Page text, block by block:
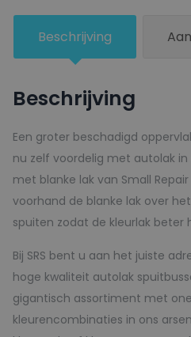
DARK
NAVY
BLUE
150ml
Beschrijving
Beschrijving
Een groter beschadigd
nu zelf voordelig met autolak
met blanke lak van Small
voorhand de blanke lak over
spuiten zodat de kleurlak beter
Bij SRS bent u aan het juiste
hoge kwaliteit autolak
gigantisch assortiment met
kleurencombinaties in ons